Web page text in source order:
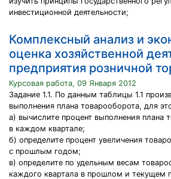
инвестиционной деятельности;
Комплексный анализ и
оценка хозяйственной
предприятия розничной
Курсовая работа, 09 Января 2012
Задание 1.1. По данным таблицы 1.1
выполнения плана товарооборота, для
а) вычислите процент выполнения плана
в каждом квартале;
б) определите процент увеличения
с прошлым годом;
в) определите по удельным весам
каждого квартала в прошлом и текущем